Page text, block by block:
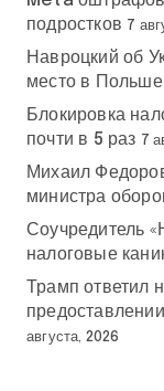
подростков 7
Навроцкий об
место в Польше
Блокировка
почти в 5 раз 7
Михаил
министра
Соучредитель
налоговые
Трамп ответил
августа, 2026